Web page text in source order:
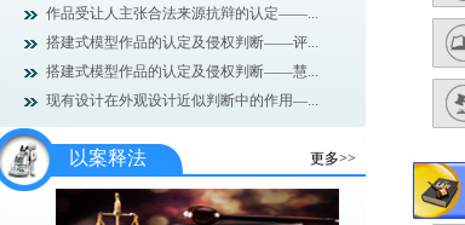
作品受让人主张合法来源抗辩的认定——...
搭建式模型作品的认定及侵权判断——评...
搭建式模型作品的认定及侵权判断——慧...
现有设计在外观设计近似判断中的作用—...
更多>>
以案释法